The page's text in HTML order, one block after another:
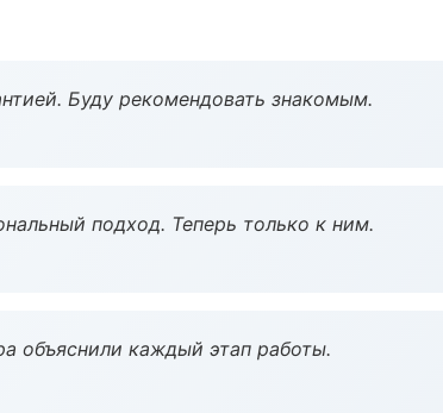
Буду рекомендовать знакомым.
подход. Теперь только к ним.
объяснили каждый этап работы.